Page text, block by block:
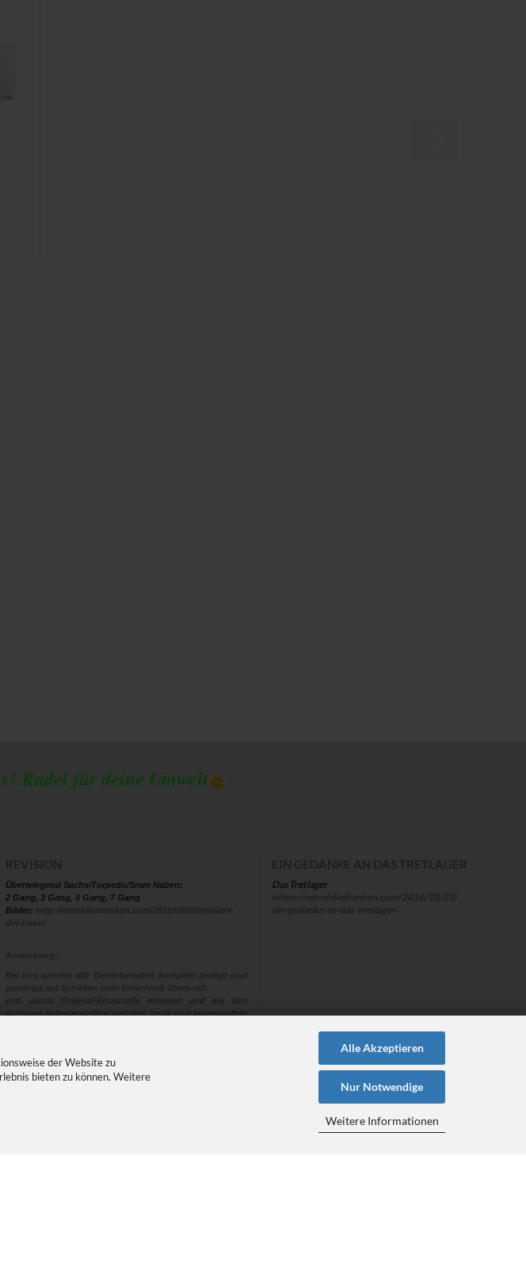
der Website zu
bieten zu können. Weitere
Alle Akzeptieren
Nur Notwendige
Weitere Informationen
Radel für deine Umwelt
Überwiegend Sachs/Torpedo/Sram Naben:
2 Gang, 3 Gang, 5 Gang, 7 Gang
Bilder:
Eine Nabe die eine Revision erhalten hat, steht für
Sicherheit und Fahrspass
Das Tretlager